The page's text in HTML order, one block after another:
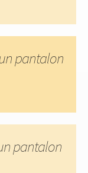
pantalon
pantalon